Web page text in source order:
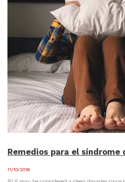
Remedios para el síndrome
11/10/2016